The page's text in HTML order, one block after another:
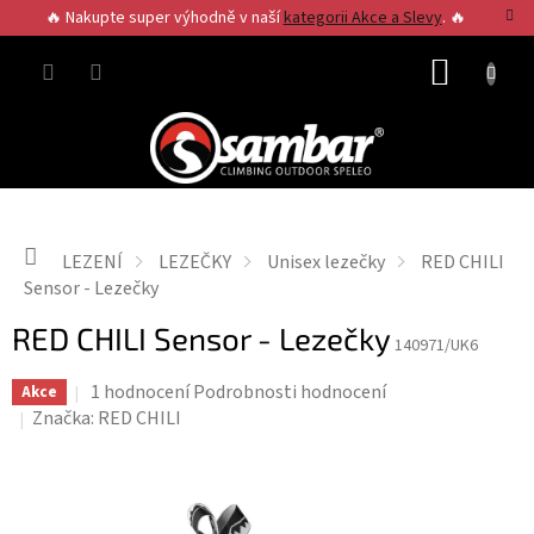
na
obsah
🔥 Nakupte super výhodně v našíkategorii Akce a Slevy. 🔥
Domů
LEZENÍ LEZEČKY Unisex lezečky
RED CHILI
Sensor - Lezečky
RED CHILI Sensor - Lezečky 140971/UK6
Akce
Průměrné
hodnocení
1 hodnocení Podrobnosti hodnocení
Značka: RED CHILI